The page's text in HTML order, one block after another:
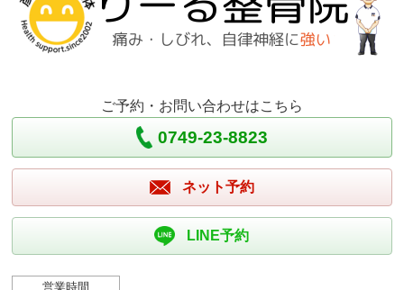
ご予約・お問い合わせはこちら
0749-23-8823
ネット予約
LINE予約
営業時間